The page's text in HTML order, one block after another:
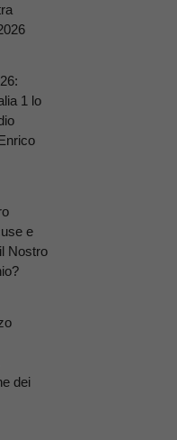
1 lo
e
Nostro
dei